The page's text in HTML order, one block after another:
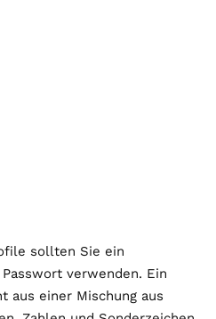
sollten Sie ein
verwenden. Ein
aus einer Mischung aus